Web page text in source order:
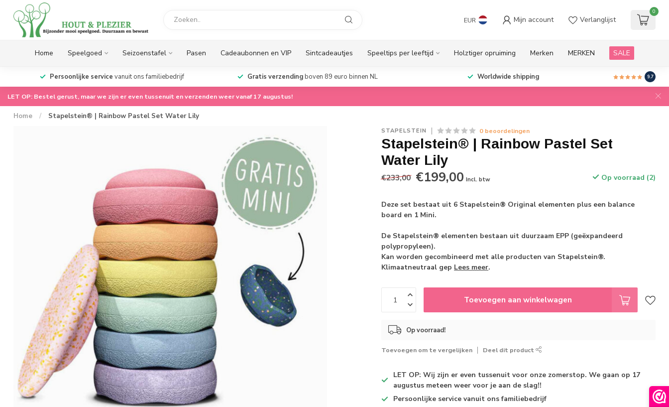
EUR Mijn account Verlanglijst
0
Home Speelgoed Seizoenstafel Pasen Cadeaubonnen en VIP Sintcadeautjes Speeltips per leeftijd Holztiger opruiming Merken MERKEN SALE
Persoonlijke service vanuit ons familiebedrijf Gratis verzendingboven 89 euro binnen NL Worldwide shipping 9.7
LET OP: Bestel gerust, maar we zijn er even tussenuit en verzenden weer vanaf 17 augustus!
Home / Stapelstein® | Rainbow Pastel Set Water Lily
STAPELSTEIN 0 beoordelingen
Stapelstein® | Rainbow Pastel Set
Water Lily
€233,00 €199,00 Incl. btw Op voorraad (2)
Deze set bestaat uit 6 Stapelstein® Original elementen plus een balance
board en 1 Mini.
De Stapelstein® elementen bestaan uit duurzaam EPP (geëxpandeerd
polypropyleen).
Kan worden gecombineerd met alle producten van Stapelstein®.
Klimaatneutraal gep Lees meer.
Toevoegen aan winkelwagen
Op voorraad!
Toevoegen om te vergelijken Deel dit product
LET OP: Wij zijn er even tussenuit voor onze zomerstop. We gaan op 17
augustus meteen weer voor je aan de slag!!
Persoonlijke service vanuit ons familiebedrijf